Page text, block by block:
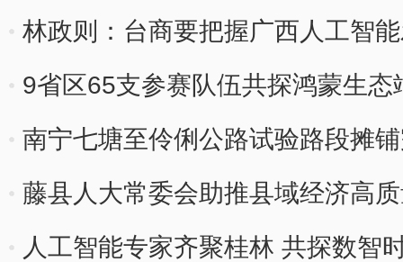
林政则：台商要把握广西人工智
9省区65支参赛队伍共探鸿蒙生态
南宁七塘至伶俐公路试验路段摊
藤县人大常委会助推县域经济高
人工智能专家齐聚桂林 共探数智